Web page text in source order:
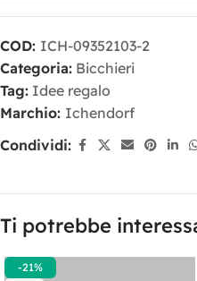
COD: ICH-09352103-2
Categoria: Bicchieri
Tag: Idee regalo
Marchio: Ichendorf
Condividi:
Ti potrebbe
-21%